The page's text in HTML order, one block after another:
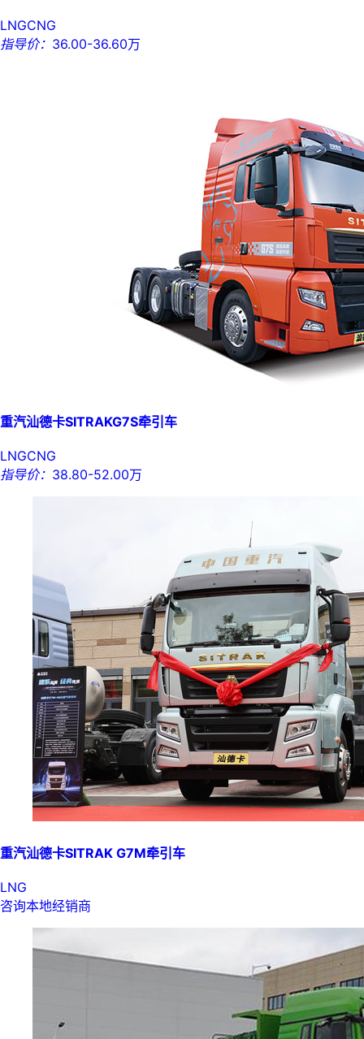
LNGCNG
指导价： 36.00-36.60万
重汽汕德卡SITRAKG7S牵引车
LNGCNG
指导价： 38.80-52.00万
重汽汕德卡SITRAK G7M牵引车
LNG
咨询本地经销商